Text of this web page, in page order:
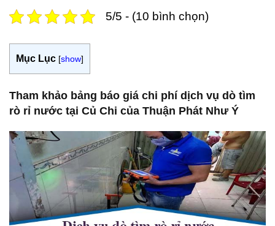
5/5 - (10 bình chọn)
Mục Lục [show]
Tham khảo bảng báo giá chi phí dịch vụ dò tìm
rò rỉ nước tại Củ Chi của Thuận Phát Như Ý